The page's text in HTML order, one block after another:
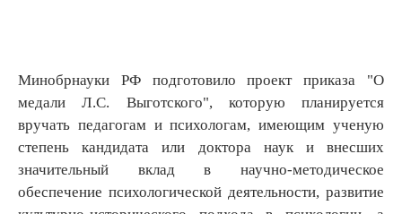
Минобрнауки РФ подготовило проект приказа "О
медали Л.С. Выготского", которую планируется
вручать педагогам и психологам, имеющим ученую
степень кандидата или доктора наук и внесших
значительный вклад в научно-методическое
обеспечение психологической деятельности, развитие